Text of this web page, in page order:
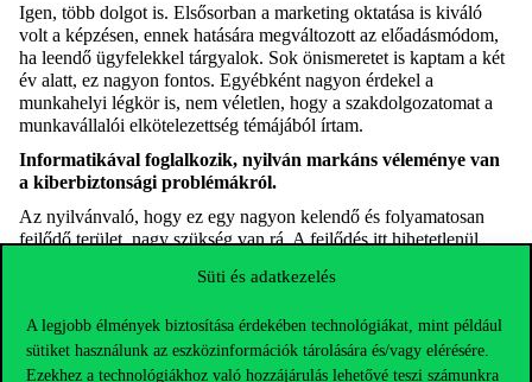
Süti és adatkezelés
A legjobb élmények biztosítása érdekében technológiákat, mint például
sütiket használunk az eszközinformációk tárolására és/vagy elérésére.
Ezekhez a technológiákhoz való hozzájárulás lehetővé teszi számunkra
Igen, több dolgot is. Elsősorban a marketing oktatása is kiváló
volt a képzésen, ennek hatására megváltozott az előadásmódom,
ha leendő ügyfelekkel tárgyalok. Sok önismeretet is kaptam a két
év alatt, ez nagyon fontos. Egyébként nagyon érdekel a
munkahelyi légkör is, nem véletlen, hogy a szakdolgozatomat a
munkavállalói elkötelezettség témájából írtam.
Informatikával foglalkozik, nyilván markáns véleménye van
a kiberbiztonsági problémákról.
Az nyilvánvaló, hogy ez egy nagyon kelendő és folyamatosan
fejlődő terület, nagy szükség van rá. A fejlődés itt hihetetlenül
nyelv – sokszor megvédett minket, de az AI számára ez már most
beszélőképessége olyan rohamosan fejlődött, hogy most már
bármilyen egyénnek a rá jellemző beszédmódját tudja
megtévesztően jó hitelességgel utánozni, természetesen akcentus